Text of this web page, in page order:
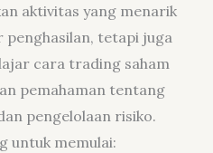
aktivitas yang menarik
penghasilan, tetapi juga
cara trading saham
pemahaman tentang
pengelolaan risiko.
untuk memulai: